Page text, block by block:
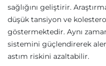
sağlığını geliştirir.
düşük tansiyon ve
göstermektedir. Aynı
sistemini güçlendirerek
astım riskini azaltabilir.